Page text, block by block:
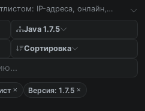
IP-адреса, онлайн,
Java 1.7.5
Сортировка
Версия: 1.7.5